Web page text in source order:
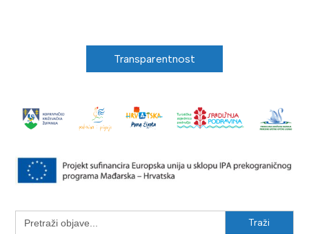
Transparentnost
Search
for: